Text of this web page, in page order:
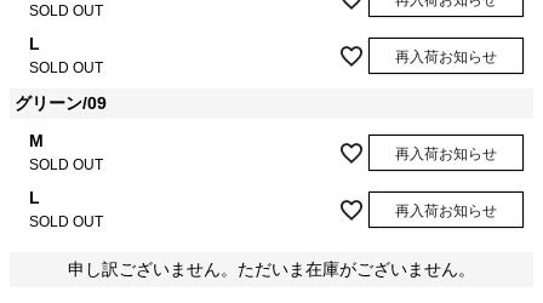
SOLD OUT
L
SOLD OUT
再入荷お知らせ
グリーン/09
M
SOLD OUT
再入荷お知らせ
L
SOLD OUT
再入荷お知らせ
申し訳ございません。ただいま在庫がございません。